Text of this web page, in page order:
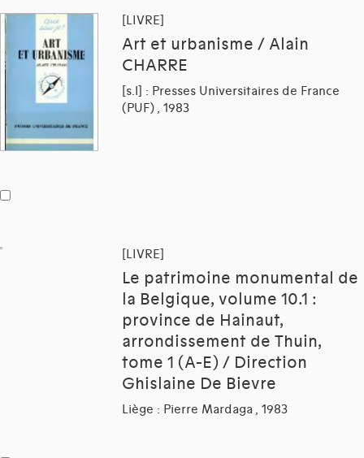
[LIVRE]
Art et urbanisme / Alain
CHARRE
[s.l] : Presses Universitaires de France
(PUF) , 1983
[LIVRE]
Le patrimoine monumental de
la Belgique, volume 10.1 :
province de Hainaut,
arrondissement de Thuin,
tome 1 (A-E) / Direction
Ghislaine De Bievre
Liège : Pierre Mardaga , 1983